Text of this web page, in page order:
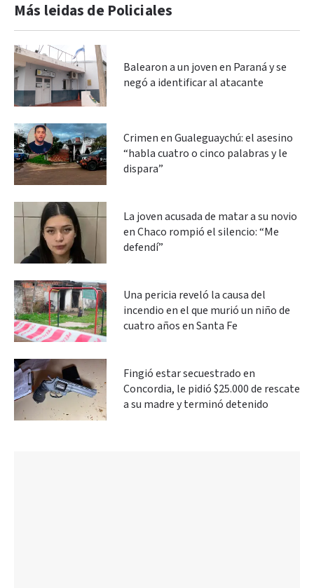
Más leidas de Policiales
Balearon a un joven en Paraná y se
negó a identificar al atacante
Crimen en Gualeguaychú: el asesino
“habla cuatro o cinco palabras y le
dispara”
La joven acusada de matar a su novio
en Chaco rompió el silencio: “Me
defendí”
Una pericia reveló la causa del
incendio en el que murió un niño de
cuatro años en Santa Fe
Fingió estar secuestrado en
Concordia, le pidió $25.000 de rescate
a su madre y terminó detenido